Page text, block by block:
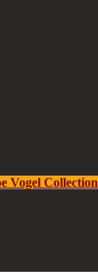
Vogel Collection